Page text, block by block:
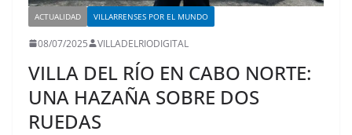
ACTUALIDAD VILLARRENSES POR EL MUNDO
08/07/2025 VILLADELRIODIGITAL
VILLA DEL RÍO EN CABO NORTE:
UNA HAZAÑA SOBRE DOS
RUEDAS